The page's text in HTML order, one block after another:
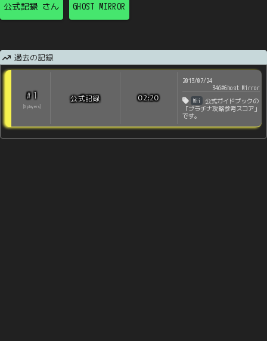
公式記録 さん GHOST MIRROR
過去の記録
# 1
0 players
公式記録 02:20
2013/07/24
346#Ghost Mirror
Wii
公式ガイドブックの
「プラチナ攻略参考スコア」
です。